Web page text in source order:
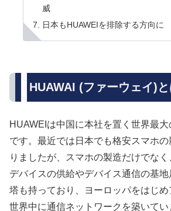
威
日本もHUAWEIを排除する方向に
HUAWAI (ファーウェイ)と
HUAWEIは中国に本社を置く世界最
です。最近では日本でも格安スマホの
りましたが、スマホの製造だけでな
デバイスの供給やデバイス通信の基
塔も持っており、ヨーロッパをはじ
世界中に通信ネットワークを築いてい